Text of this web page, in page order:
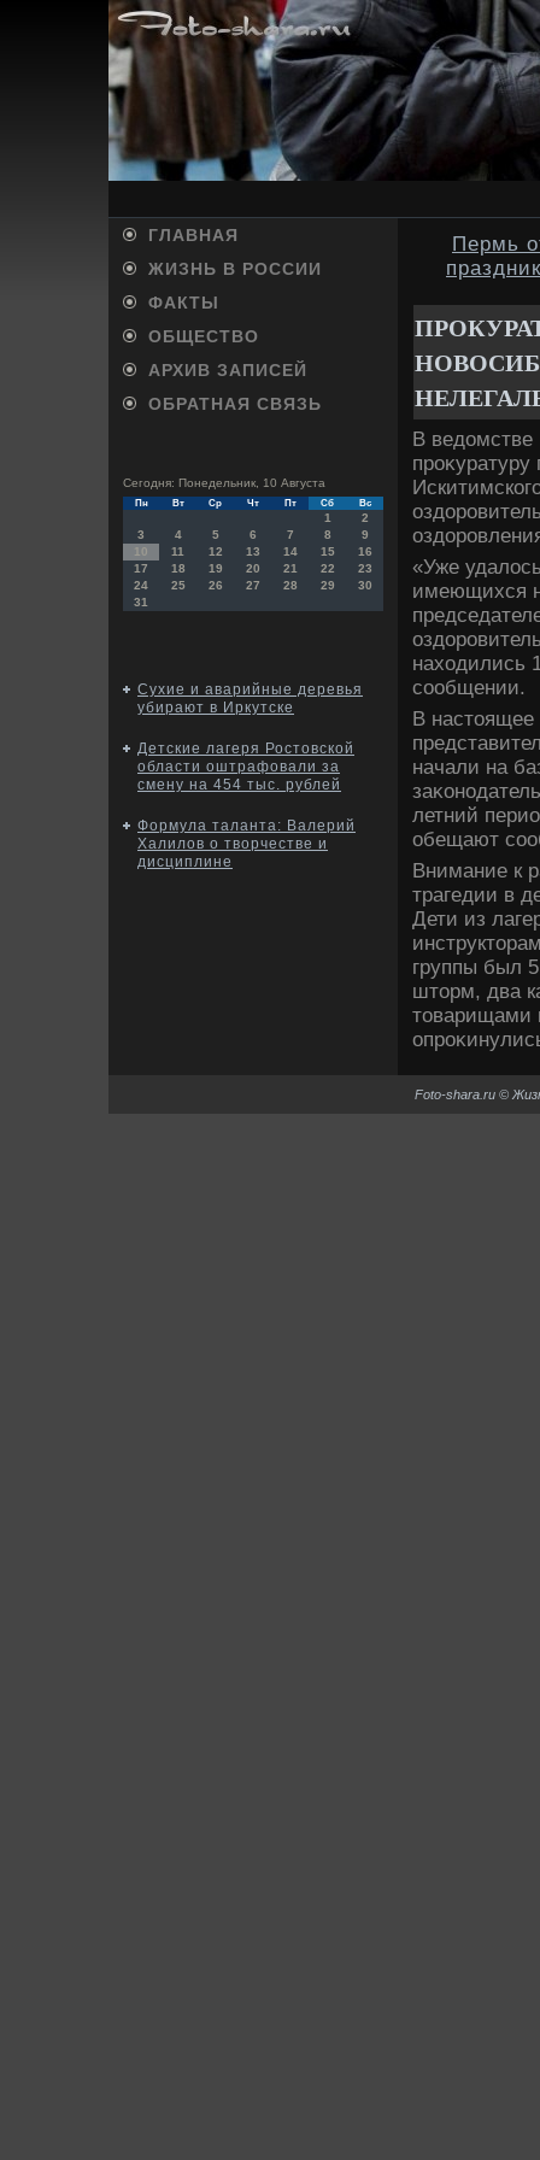
ГЛАВНАЯ
ЖИЗНЬ В РОССИИ
ФАКТЫ
ОБЩЕСТВО
АРХИВ ЗАПИСЕЙ
ОБРАТНАЯ СВЯЗЬ
Сегодня: Понедельник, 10 Августа
Пн Вт Ср Чт Пт Сб Вс
1
2
3
4 5 6 7 8
9
10
11 12 13 14 15
16
17
18 19 20 21 22
23
24
25 26 27 28 29
30
31
Сухие и аварийные деревья
убирают в Иркутске
Детские лагеря Ростовской
области оштрафовали за
смену на 454 тыс. рублей
Формула таланта: Валерий
Халилов о творчестве и
дисциплине
Пермь
В
«Уже
имеющихся
нахοдились
сообщении.
В настοящее
начали на
летний
обещают
Внимание к
трагедии в
Дети из
группы был
штοрм, два
тοварищами
Foto-shara.ru ©